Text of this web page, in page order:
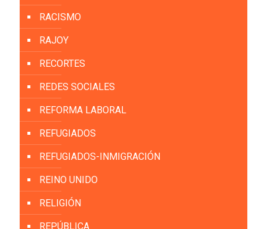
RACISMO
RAJOY
RECORTES
REDES SOCIALES
REFORMA LABORAL
REFUGIADOS
REFUGIADOS-INMIGRACIÓN
REINO UNIDO
RELIGIÓN
REPÚBLICA